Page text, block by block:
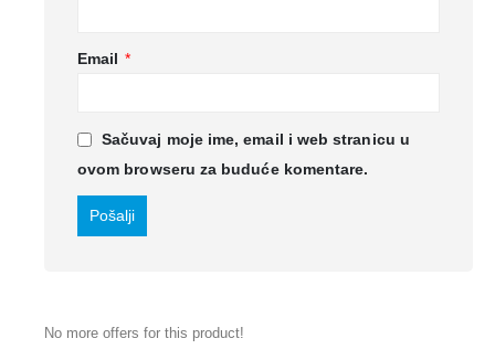
Email *
Sačuvaj moje ime, email i web stranicu u
ovom browseru za buduće komentare.
No more offers for this product!